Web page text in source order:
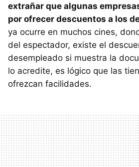
extrañar que algunas
por ofrecer descuentos a los
ya ocurre en muchos cines,
del espectador, existe el
desempleado si muestra la
lo acredite, es lógico que las
ofrezcan facilidades.